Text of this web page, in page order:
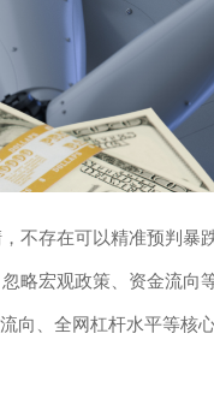
不存在可以精准预判暴
略宏观政策、资金流向
向、全网杠杆水平等核